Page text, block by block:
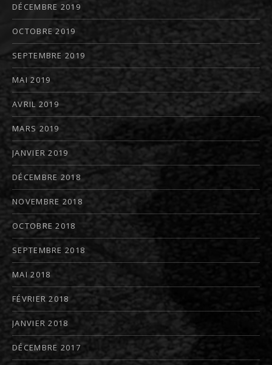
DÉCEMBRE 2019
OCTOBRE 2019
SEPTEMBRE 2019
MAI 2019
AVRIL 2019
MARS 2019
JANVIER 2019
DÉCEMBRE 2018
NOVEMBRE 2018
OCTOBRE 2018
SEPTEMBRE 2018
MAI 2018
FÉVRIER 2018
JANVIER 2018
DÉCEMBRE 2017